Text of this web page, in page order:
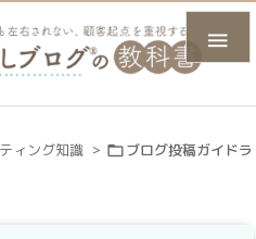

ィング知識 > ブログ投稿ガイドラ